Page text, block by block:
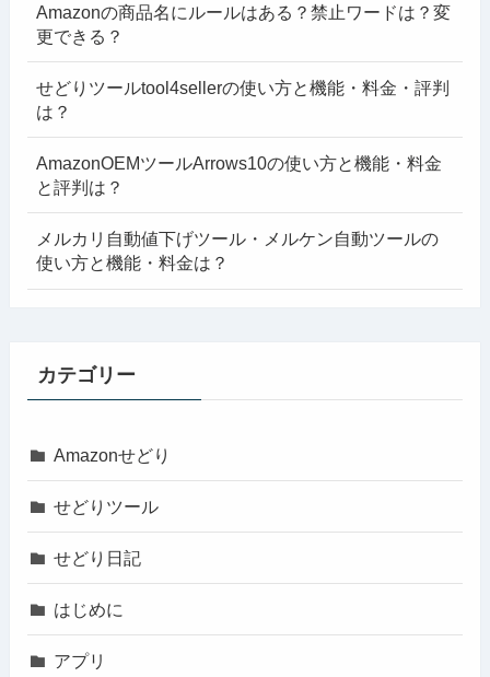
Amazonの商品名にルールはある？禁止ワードは？変
更できる？
せどりツールtool4sellerの使い方と機能・料金・評判
は？
AmazonOEMツールArrows10の使い方と機能・料金
と評判は？
メルカリ自動値下げツール・メルケン自動ツールの
使い方と機能・料金は？
カテゴリー
Amazonせどり
せどりツール
せどり日記
はじめに
アプリ